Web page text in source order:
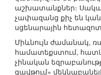
աշխատանքներ։
չափազանց քիչ են
սցենարային
Միևնույն ժամանակ,
համատեքստում,
չինական
զավթում»